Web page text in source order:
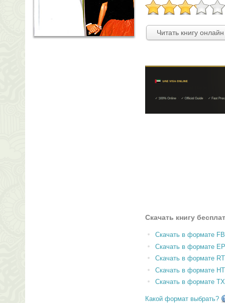
Читать книгу
Скачать книгу
Скачать в формате
Скачать в формате
Скачать в формате
Скачать в формате
Скачать в формате
Какой формат выбрать?